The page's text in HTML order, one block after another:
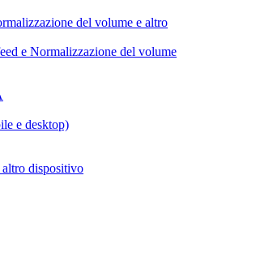
del volume e altro
e Normalizzazione del volume
e desktop)
dispositivo